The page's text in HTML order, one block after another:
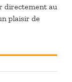
directement au
plaisir de